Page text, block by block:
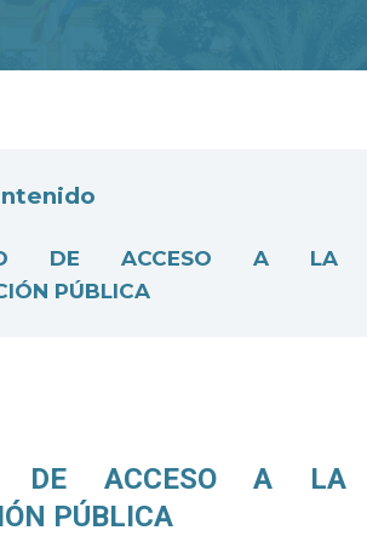
DE ACCESO A LA
PÚBLICA
DE ACCESO A LA
PÚBLICA